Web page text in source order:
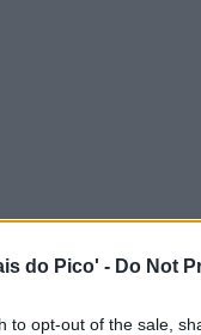
do Pico' - Do Not
to opt-out of the sale,